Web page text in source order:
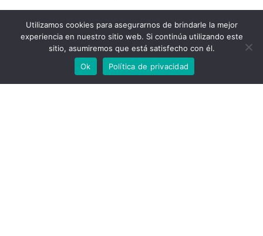
Cuatro gatitos, dos rescates… y una
sola esperanza: un hogar
2 enero, 2026
Utilizamos cookies para asegurarnos de brindarle la mejor
experiencia en nuestro sitio web. Si continúa utilizando este
sitio, asumiremos que está satisfecho con él.
Ok
Política de privacidad